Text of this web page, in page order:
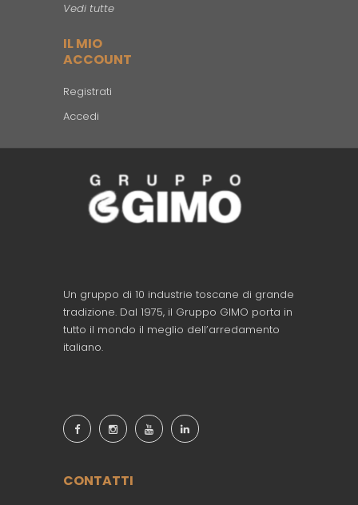
Vedi tutte
IL MIO
ACCOUNT
Registrati
Accedi
Un gruppo di 10 industrie toscane di grande
tradizione. Dal 1975, il Gruppo GIMO porta in
tutto il mondo il meglio dell’arredamento
italiano.
CONTATTI